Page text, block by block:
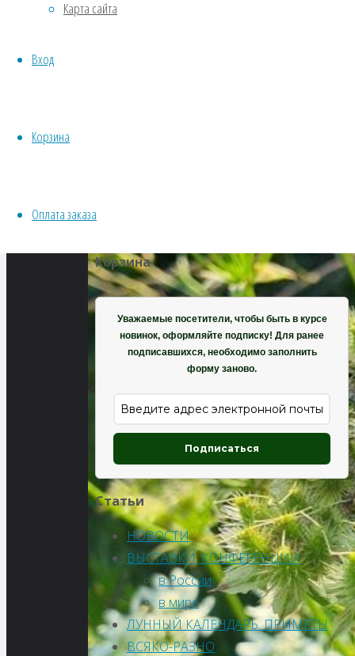
Карта сайта
Вход
Корзина
Оплата заказа
размер
Водные
Весь перечень семян магазина
Кашпо, горшки
Корзина
Уважаемые посетители, чтобы быть в курсе
новинок, оформляйте подписку! Для ранее
подписавшихся, необходимо заполнить
форму заново.
Подписаться
Статьи
НОВОСТИ
ВЫСТАВКИ, КОНФЕРЕНЦИИ
в России
в мире
ЛУННЫЙ КАЛЕНДАРЬ. ПРИМЕТЫ
ВСЯКО-РАЗНО